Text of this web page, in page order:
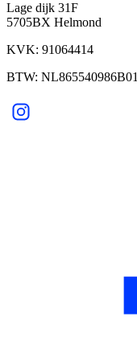
Lage dijk 31F
5705BX Helmond
KVK: 91064414
BTW: NL865540986B01